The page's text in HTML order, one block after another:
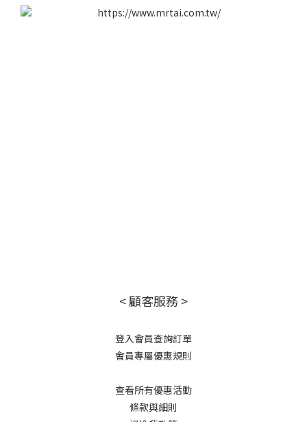
< 顧客服務 >
登入會員查詢訂單
會員專屬優惠規則
查看所有優惠活動
條款與細則